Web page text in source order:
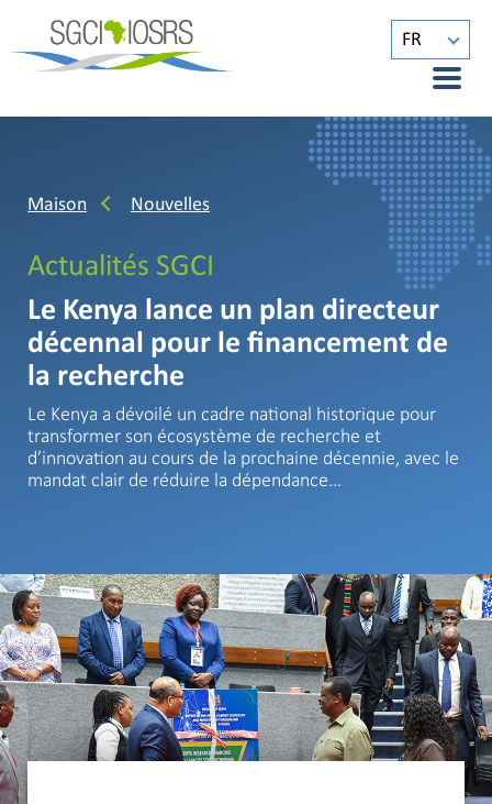
FR
Maison Nouvelles
Actualités SGCI
Le Kenya lance un plan directeur
décennal pour le financement de
la recherche
Le Kenya a dévoilé un cadre national historique pour
transformer son écosystème de recherche et
d’innovation au cours de la prochaine décennie, avec le
mandat clair de réduire la dépendance…